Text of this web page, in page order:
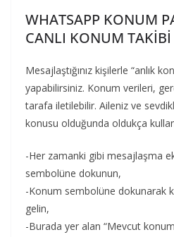
WHATSAPP KONUM
CANLI KONUM TAKİBİ
Mesajlaştığınız kişilerle “anlık
yapabilirsiniz. Konum verileri,
tarafa iletilebilir. Aileniz ve
konusu olduğunda oldukça
-Her zamanki gibi mesajlaşma
sembolüne dokunun,
-Konum sembolüne dokunarak
gelin,
-Burada yer alan “Mevcut